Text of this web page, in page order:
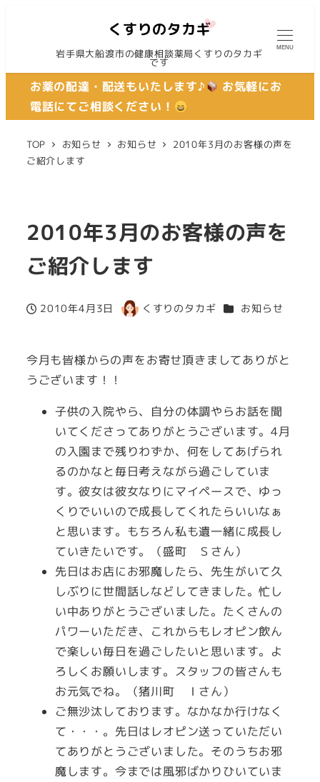
岩手県大船渡市の健康相談薬局くすりのタカギ
です
MENU
お薬の配達・配送もいたします♪
お気軽にお
電話にてご相談ください！
TOP お知らせ お知らせ
2010年3月のお客様の声を
ご紹介します
2010年3月のお客様の声を
ご紹介します
投稿日
2010年4月3日
著
くすりのタカギ カテゴリー
お知らせ
今月も皆様からの声をお寄せ頂きましてありがと
うございます！！
子供の入院やら、自分の体調やらお話を聞
いてくださってありがとうございます。4月
の入園まで残りわずか、何をしてあげられ
るのかなと毎日考えながら過ごしていま
す。彼女は彼女なりにマイペースで、ゆっ
くりでいいので成長してくれたらいいなぁ
と思います。もちろん私も遺一緒に成長し
ていきたいです。（盛町 Ｓさん）
先日はお店にお邪魔したら、先生がいて久
しぶりに世間話しなどしてきました。忙し
い中ありがとうございました。たくさんの
パワーいただき、これからもレオピン飲ん
で楽しい毎日を過ごしたいと思います。よ
ろしくお願いします。スタッフの皆さんも
お元気でね。（猪川町 Ｉさん）
ご無沙汰しております。なかなか行けなく
て・・・。先日はレオピン送っていただい
てありがとうございました。そのうちお邪
魔します。今までは風邪ばかりひいていま